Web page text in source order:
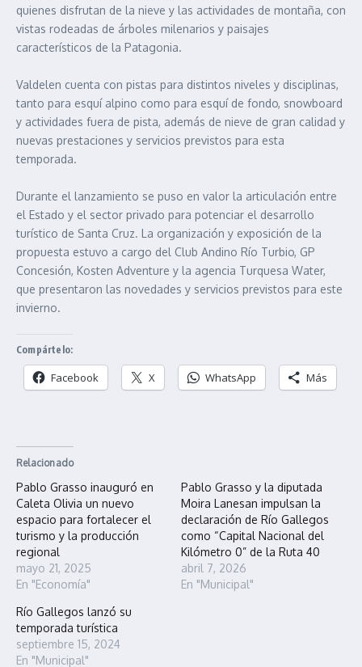
quienes disfrutan de la nieve y las actividades de montaña, con
vistas rodeadas de árboles milenarios y paisajes
característicos de la Patagonia.
Valdelen cuenta con pistas para distintos niveles y disciplinas,
tanto para esquí alpino como para esquí de fondo, snowboard
y actividades fuera de pista, además de nieve de gran calidad y
nuevas prestaciones y servicios previstos para esta
temporada.
Durante el lanzamiento se puso en valor la articulación entre
el Estado y el sector privado para potenciar el desarrollo
turístico de Santa Cruz. La organización y exposición de la
propuesta estuvo a cargo del Club Andino Río Turbio, GP
Concesión, Kosten Adventure y la agencia Turquesa Water,
que presentaron las novedades y servicios previstos para este
invierno.
Compártelo:
Facebook X WhatsApp Más
Relacionado
Pablo Grasso inauguró en
Caleta Olivia un nuevo
espacio para fortalecer el
turismo y la producción
regional
mayo 21, 2025
En "Economía"
Pablo Grasso y la diputada
Moira Lanesan impulsan la
declaración de Río Gallegos
como “Capital Nacional del
Kilómetro 0” de la Ruta 40
abril 7, 2026
En "Municipal"
Río Gallegos lanzó su
temporada turística
septiembre 15, 2024
En "Municipal"